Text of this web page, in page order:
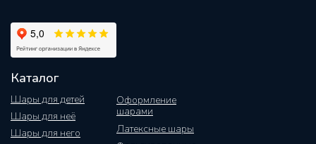
Каталог
Шары для детей
Шары для неё
Оформление
шарами
Латексные шары
Шары для него